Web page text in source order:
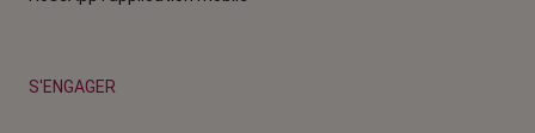
S'ENGAGER